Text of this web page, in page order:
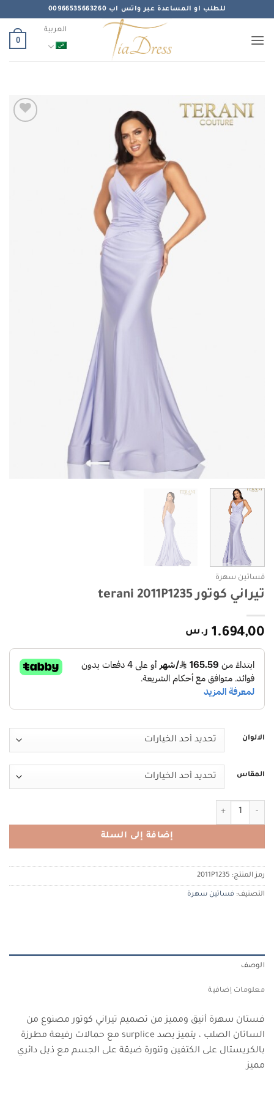
للطلب او المساعدة عبر واتس اب 00966535663260
العربية
0
فساتين سهرة
تيراني كوتور terani 2011P1235
1.694,00 ر.س
الالوان
المقاس
كمية تيراني كوتور terani 2011P1235
إضافة إلى السلة
رمز المنتج: 2011P1235
التصنيف: فساتين سهرة
الوصف
معلومات إضافية
فستان سهرة أنيق ومميز من تصميم تيراني كوتور مصنوع من
الساتان الصلب ، يتميز بصد surplice مع حمالات رفيعة مطرزة
بالكريستال على الكتفين وتنورة ضيقة على الجسم مع ذيل دائري
مميز